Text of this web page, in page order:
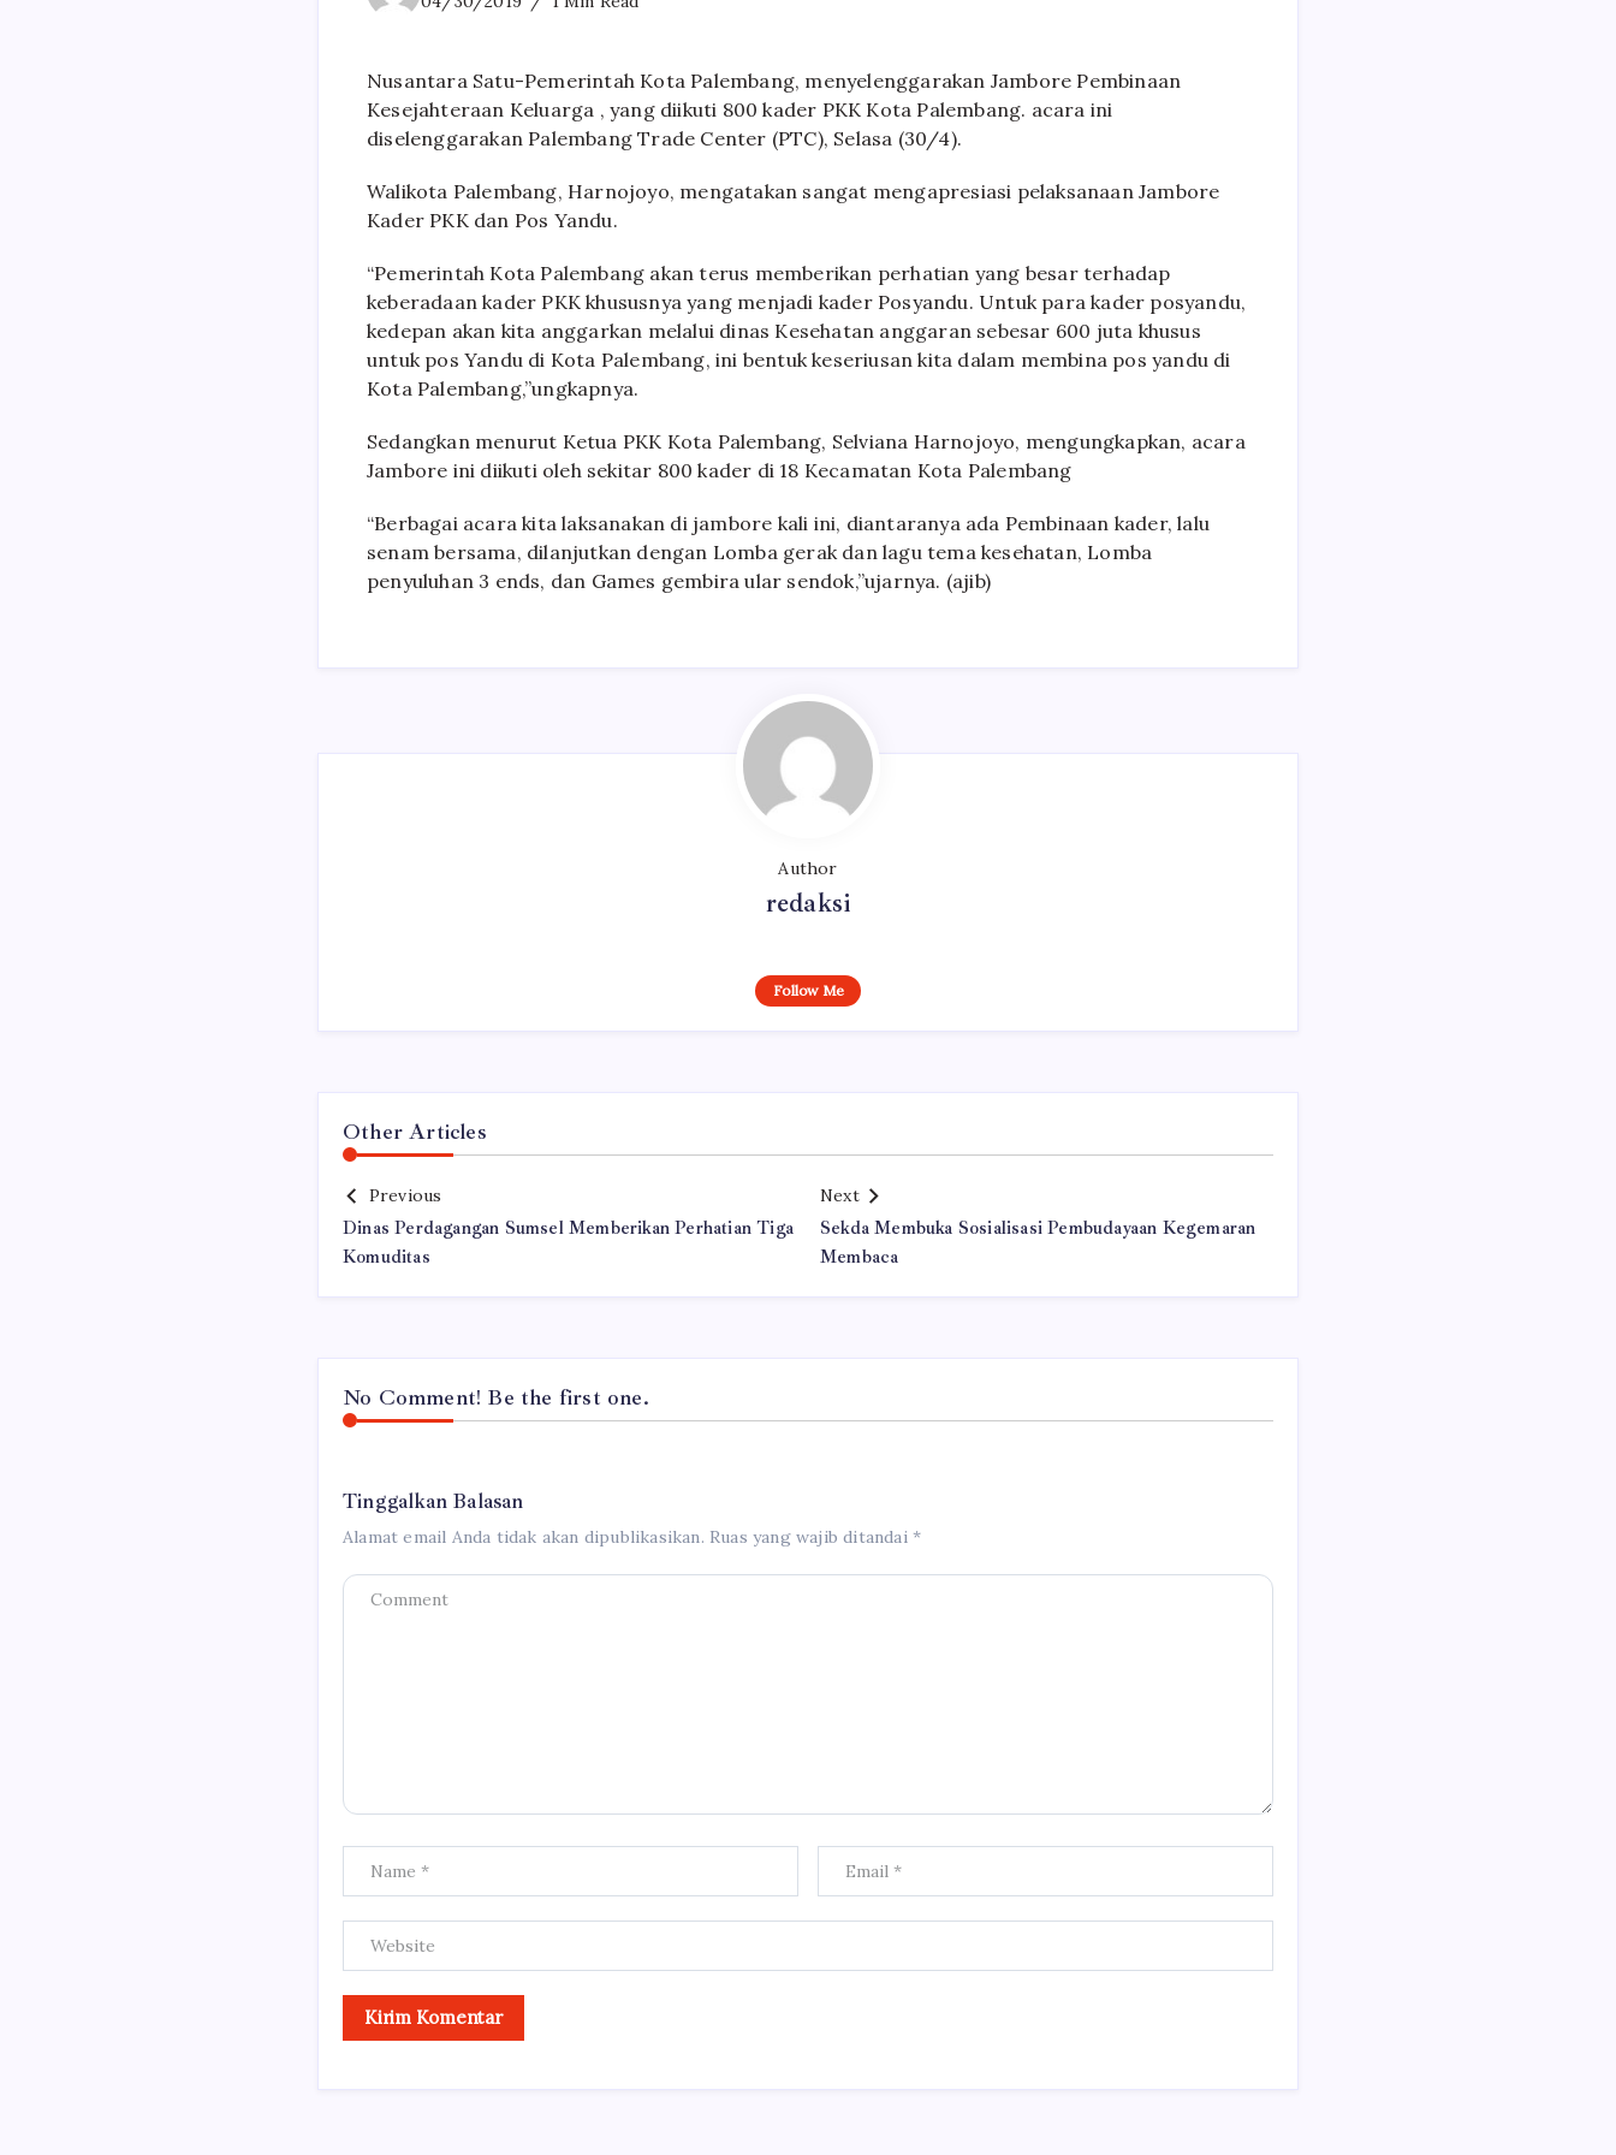
Nusantara Satu-Pemerintah Kota Palembang, menyelenggarakan Jambore Pembinaan
Kesejahteraan Keluarga , yang diikuti 800 kader PKK Kota Palembang. acara ini
diselenggarakan Palembang Trade Center (PTC), Selasa (30/4).
Walikota Palembang, Harnojoyo, mengatakan sangat mengapresiasi pelaksanaan Jambore
Kader PKK dan Pos Yandu.
“Pemerintah Kota Palembang akan terus memberikan perhatian yang besar terhadap
keberadaan kader PKK khususnya yang menjadi kader Posyandu. Untuk para kader posyandu,
kedepan akan kita anggarkan melalui dinas Kesehatan anggaran sebesar 600 juta khusus
untuk pos Yandu di Kota Palembang, ini bentuk keseriusan kita dalam membina pos yandu di
Kota Palembang,”ungkapnya.
Sedangkan menurut Ketua PKK Kota Palembang, Selviana Harnojoyo, mengungkapkan, acara
Jambore ini diikuti oleh sekitar 800 kader di 18 Kecamatan Kota Palembang
“Berbagai acara kita laksanakan di jambore kali ini, diantaranya ada Pembinaan kader, lalu
senam bersama, dilanjutkan dengan Lomba gerak dan lagu tema kesehatan, Lomba
penyuluhan 3 ends, dan Games gembira ular sendok,”ujarnya. (ajib)
Author
redaksi
Follow Me
Other Articles
Previous
Dinas Perdagangan Sumsel Memberikan Perhatian Tiga
Komuditas
Next
Sekda Membuka Sosialisasi Pembudayaan Kegemaran
Membaca
No Comment! Be the first one.
Tinggalkan Balasan
Alamat email Anda tidak akan dipublikasikan. Ruas yang wajib ditandai*